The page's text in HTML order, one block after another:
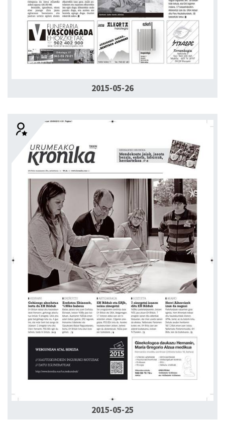
2015-05-26
2015-05-25